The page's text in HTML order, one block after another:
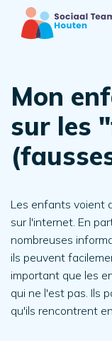
Mon
sur les
Les enfants voient
sur l'internet. En
nombreuses
ils peuvent
important que les
qui ne l'est pas. Ils
qu'ils rencontrent